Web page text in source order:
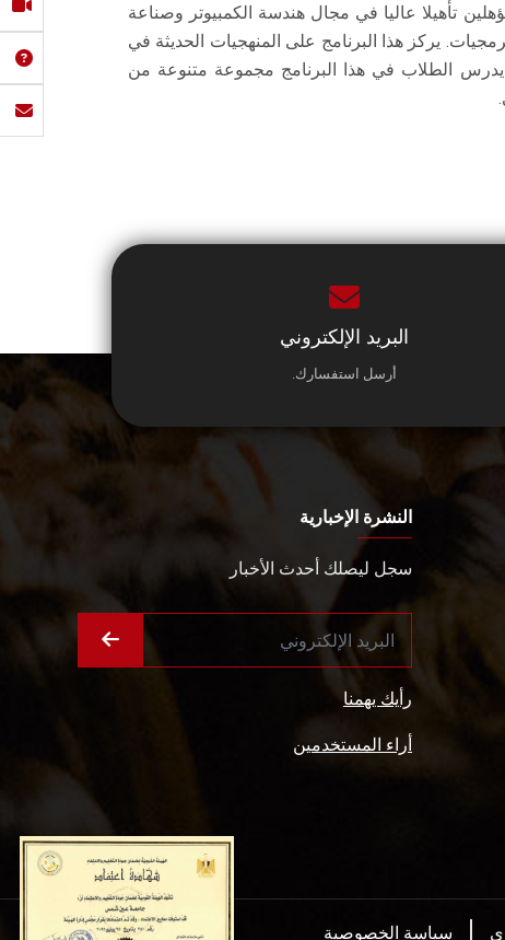
تأهيلا عاليا في مجال هندسة الكمبيوتر وصناعة
يركز هذا البرنامج على المنهجيات الحديثة في
الطلاب في هذا البرنامج مجموعة متنوعة من
البريد الإلكتروني
أرسل استفسارك.
النشرة الإخبارية
سجل ليصلك أحدث الأخبار
رأيك يهمنا
أراء المستخدمين
سياسة الخصوصية